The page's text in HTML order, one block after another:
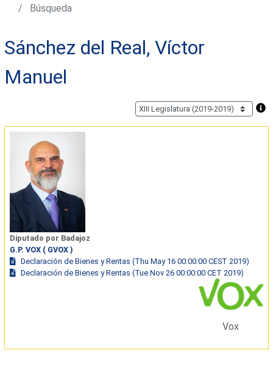
Búsqueda
Sánchez del Real, Víctor
Manuel
Diputado por Badajoz
G.P. VOX ( GVOX )
Declaración de Bienes y Rentas (Thu May 16 00:00:00 CEST 2019)
Declaración de Bienes y Rentas (Tue Nov 26 00:00:00 CET 2019)
Vox